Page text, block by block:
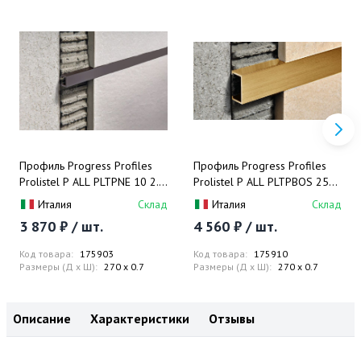
Профиль Progress Profiles
Prolistel P ALL PLTPNE 10 2.7
м. (черный), матовый
Италия Склад
3 870 ₽ / шт.
Код товара: 175903
Размеры (Д x Ш): 270 x 0.7
Профиль Progress Profiles
Prolistel P ALL PLTPBOS 25
2.7 м. (хром), крацованный
Италия Склад
4 560 ₽ / шт.
Код товара: 175910
Размеры (Д x Ш): 270 x 0.7
Описание Характеристики Отзывы